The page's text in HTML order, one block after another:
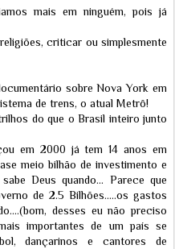
mais em ninguém, pois já
criticar ou simplesmente
sobre Nova York em
de trens, o atual Metrô!
do que o Brasil inteiro junto
em 2000 já tem 14 anos em
meio bilhão de investimento e
Deus quando... Parece que
de 2.5 Bilhões.....os gastos
desses eu não preciso
importantes de um país se
dançarinos e cantores de